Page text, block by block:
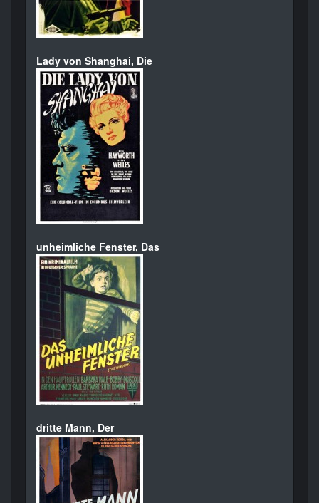
Lady von Shanghai, Die
unheimliche Fenster, Das
dritte Mann, Der